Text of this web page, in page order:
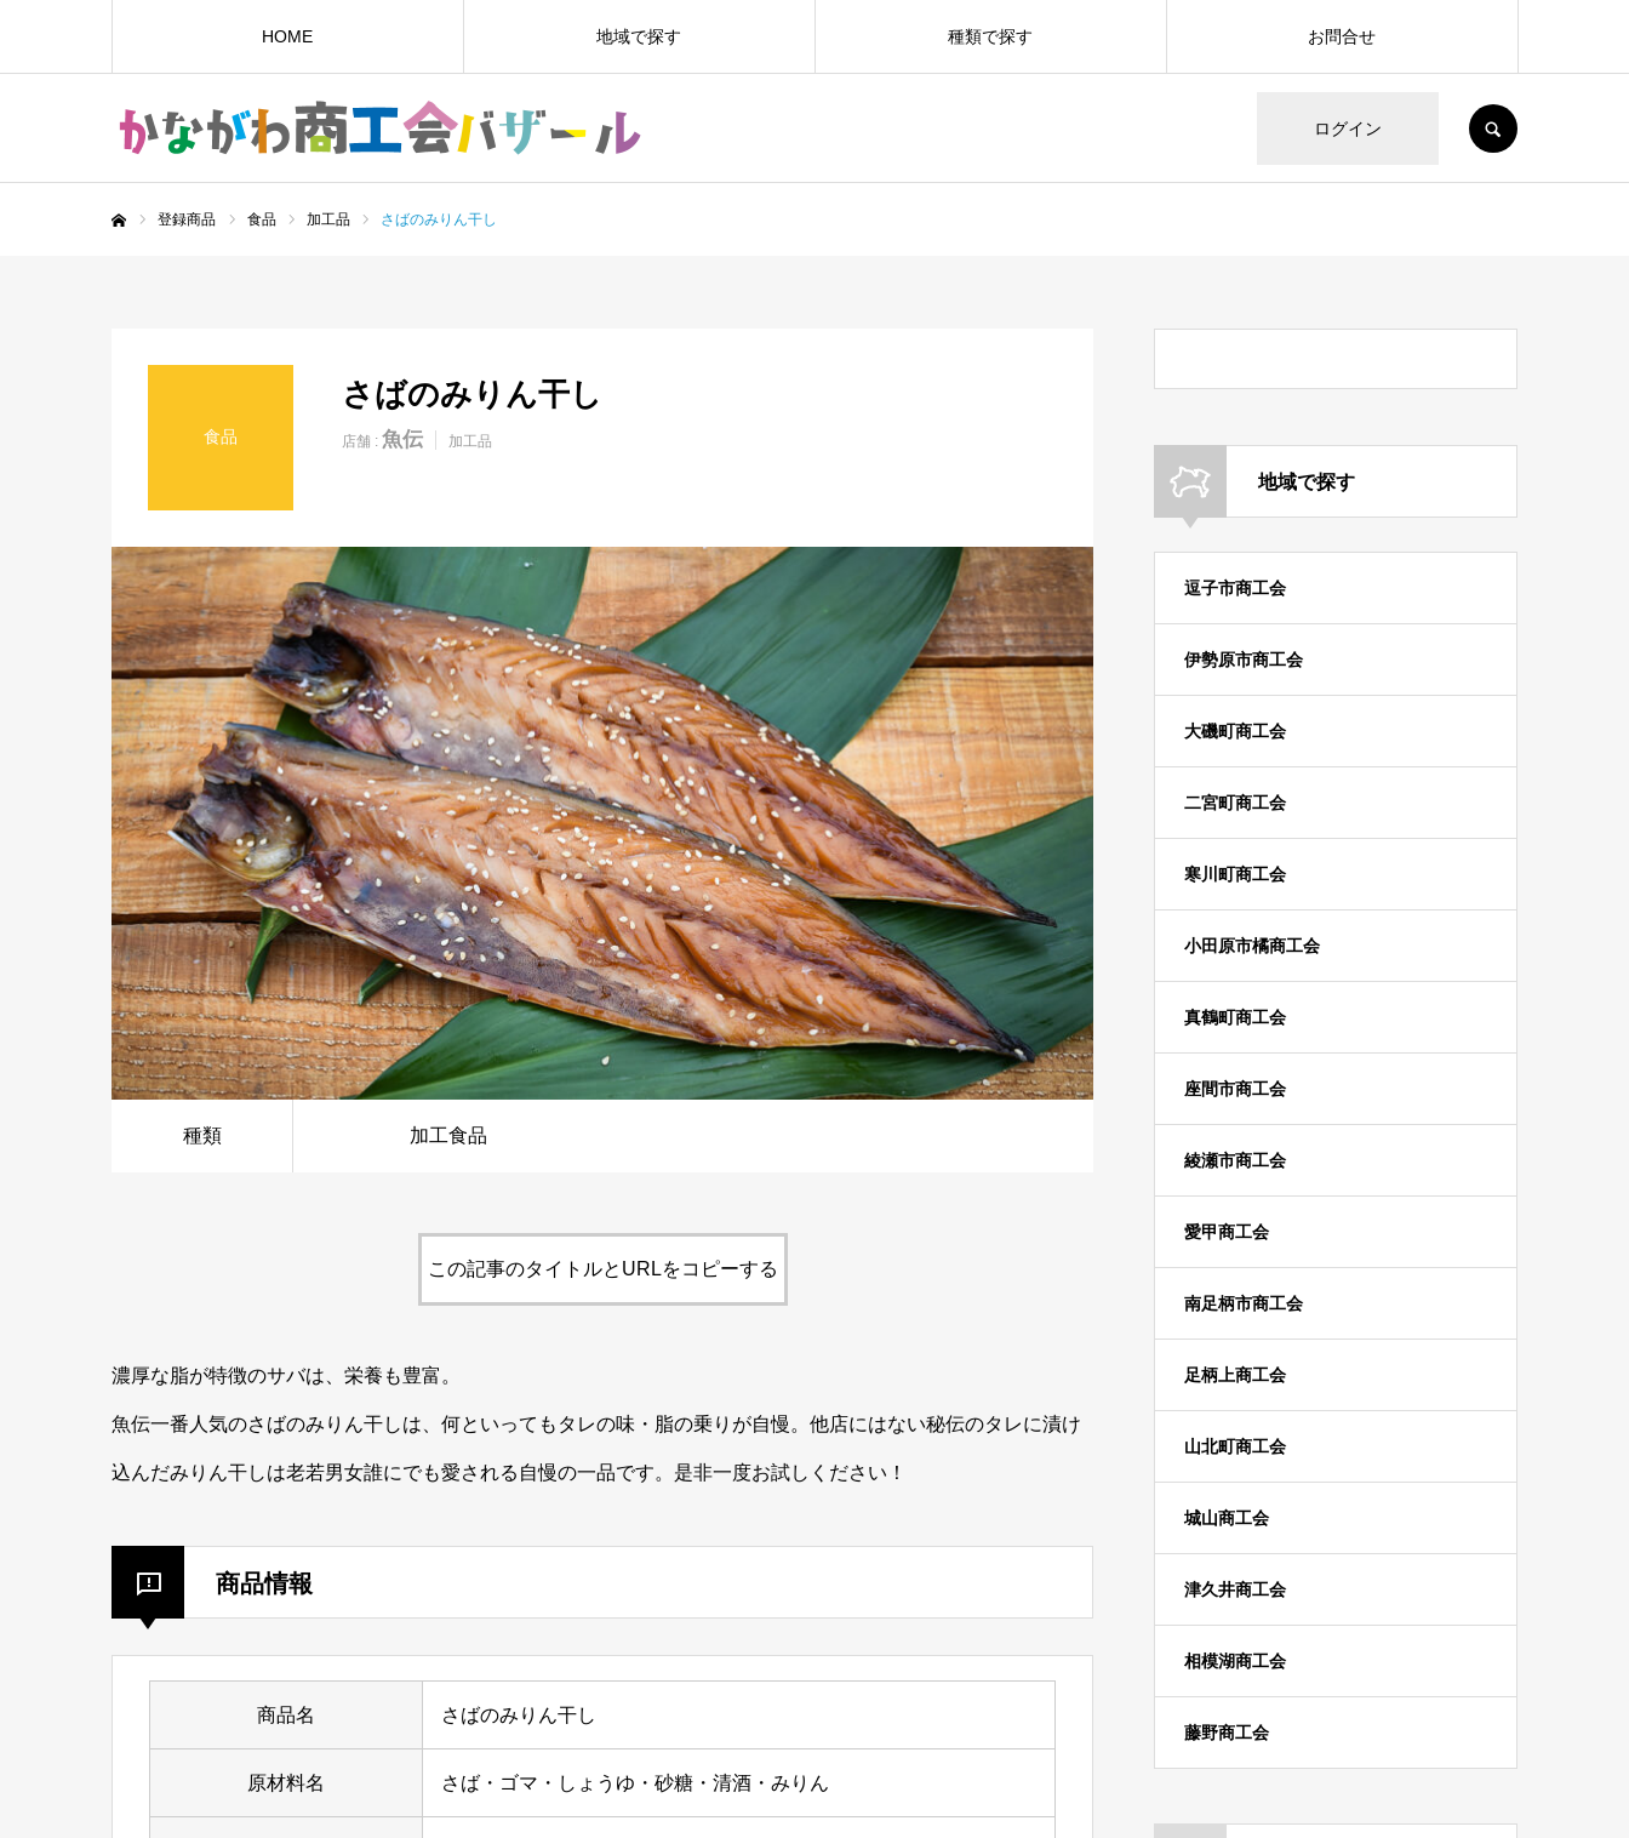
ログイン
HOME 地域で探す 種類で探す お問合せ
登録商品 食品 加工品 さばのみりん干し
食品
さばのみりん干し
店舗 : 魚伝 加工品
種類 加工食品
この記事のタイトルとURLをコピーする
濃厚な脂が特徴のサバは、栄養も豊富。
魚伝一番人気のさばのみりん干しは、何といってもタレの味・脂の乗りが自慢。他店にはない秘伝のタレに漬け
込んだみりん干しは老若男女誰にでも愛される自慢の一品です。是非一度お試しください！
商品情報
商品名 さばのみりん干し
原材料名 さば・ゴマ・しょうゆ・砂糖・清酒・みりん
地域で探す
逗子市商工会
伊勢原市商工会
大磯町商工会
二宮町商工会
寒川町商工会
小田原市橘商工会
真鶴町商工会
座間市商工会
綾瀬市商工会
愛甲商工会
南足柄市商工会
足柄上商工会
山北町商工会
城山商工会
津久井商工会
相模湖商工会
藤野商工会